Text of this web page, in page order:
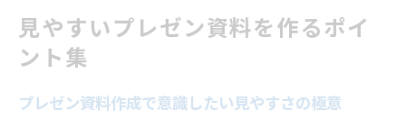
見やすいプレゼン資料を作るポイ
ント集
プレゼン資料作成で意識したい見やすさの極意